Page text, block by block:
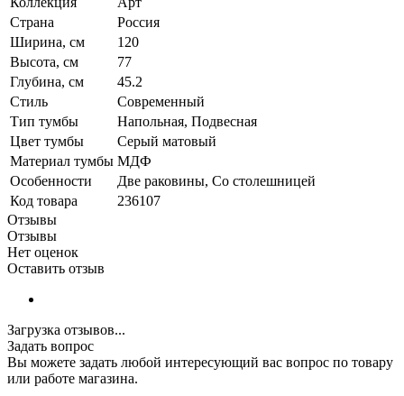
Страна
Россия
Ширина, см
120
Высота, см
77
Глубина, см
45.2
Стиль
Современный
Тип тумбы
Напольная, Подвесная
Цвет тумбы
Серый матовый
Материал тумбы МДФ
Особенности
Две раковины, Со столешницей
Код товара
236107
Отзывы
Отзывы
Нет оценок
Оставить отзыв
Загрузка отзывов...
Задать вопрос
Вы можете задать любой интересующий вас вопрос по товару
или работе магазина.